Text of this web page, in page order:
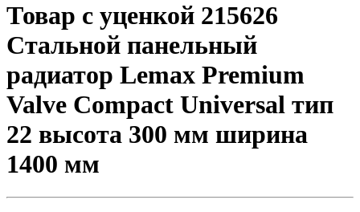
Товар с уценкой 215626
Стальной панельный
радиатор Lemax Premium
Valve Compact Universal тип
22 высота 300 мм ширина
1400 мм